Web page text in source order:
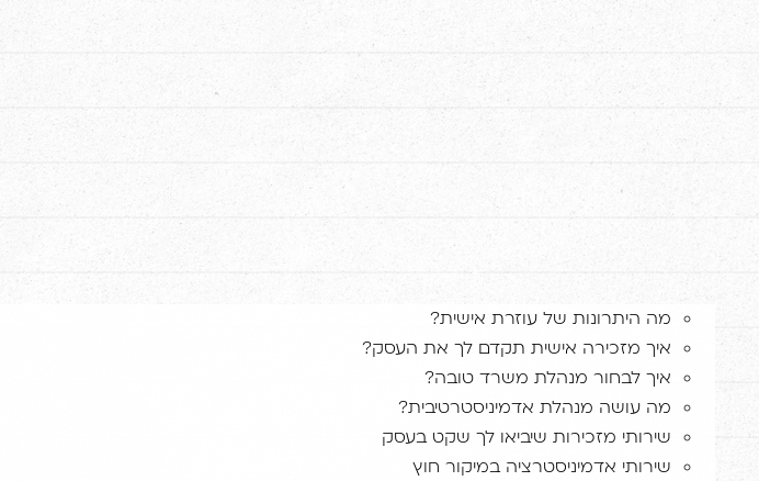
מה היתרונות של עוזרת אישית?
איך מזכירה אישית תקדם לך את העסק?
איך לבחור מנהלת משרד טובה?
מה עושה מנהלת אדמיניסטרטיבית?
שירותי מזכירות שיביאו לך שקט בעסק
שירותי אדמיניסטרציה במיקור חוץ